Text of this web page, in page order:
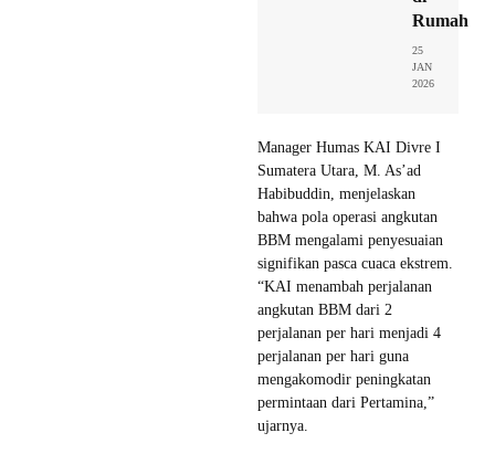
Rumah
25
JAN
2026
Manager Humas KAI Divre I
Sumatera Utara, M. As’ad
Habibuddin, menjelaskan
bahwa pola operasi angkutan
BBM mengalami penyesuaian
signifikan pasca cuaca ekstrem.
“KAI menambah perjalanan
angkutan BBM dari 2
perjalanan per hari menjadi 4
perjalanan per hari guna
mengakomodir peningkatan
permintaan dari Pertamina,”
ujarnya.